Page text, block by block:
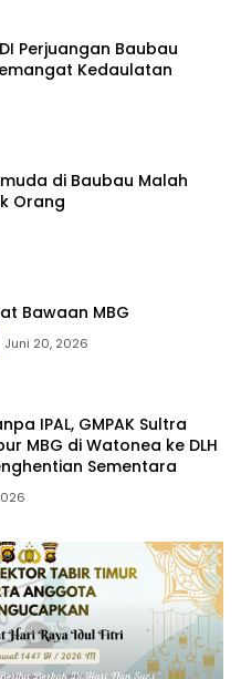
Perjuangan Baubau
Kedaulatan
di Baubau Malah
Orang
Bawaan MBG
Juni 20, 2026
IPAL, GMPAK Sultra
MBG di Watonea ke DLH
Sementara